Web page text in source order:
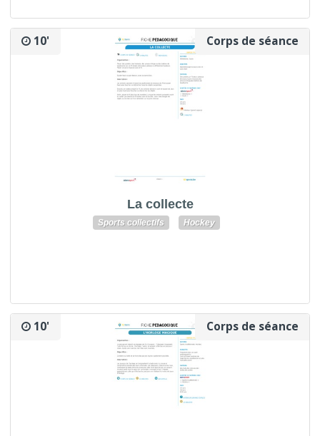
Corps de séance
10'
La collecte
Sports collectifs Hockey
Corps de séance
10'